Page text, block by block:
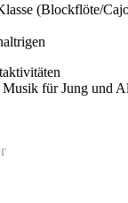
(Blockflöte/
Musik für Jung und